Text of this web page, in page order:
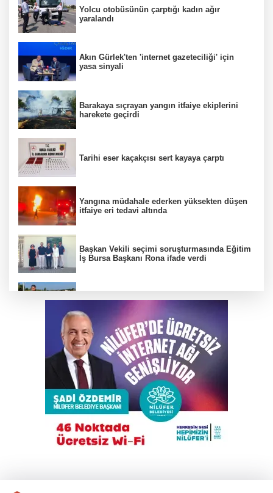
Yolcu otobüsünün çarptığı kadın ağır
yaralandı
Akın Gürlek'ten 'internet gazeteciliği' için
yasa sinyali
Barakaya sıçrayan yangın itfaiye ekiplerini
harekete geçirdi
Tarihi eser kaçakçısı sert kayaya çarptı
Yangına müdahale ederken yüksekten düşen
itfaiye eri tedavi altında
Başkan Vekili seçimi soruşturmasında Eğitim
İş Bursa Başkanı Rona ifade verdi
Büyükşehir’den İnegöl’e ulaşım hamlesi
Çalıntı araçla 10 kilometre kaçtı, 380 bin TL
ceza yedi
Karacabey Belediyespor’dan 5 imza birden
Bursa'da tarlalık alanı ateşe veren şüpheli
yakalandı